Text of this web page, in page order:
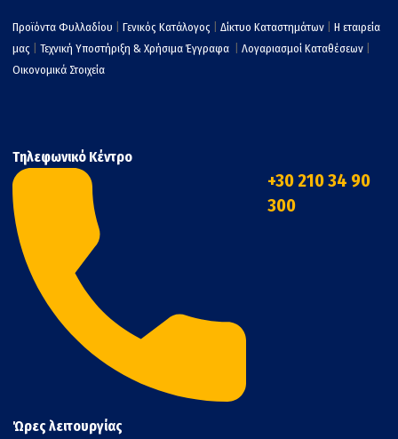
Προϊόντα Φυλλαδίου Γενικός Κατάλογος Δίκτυο Καταστημάτων
Η εταιρεία
μας
Τεχνική Υποστήριξη & Χρήσιμα Έγγραφα Λογαριασμοί Καταθέσεων
Οικονομικά Στοιχεία
Τηλεφωνικό Κέντρο
+30 210 34 90
300
Ώρες λειτουργίας